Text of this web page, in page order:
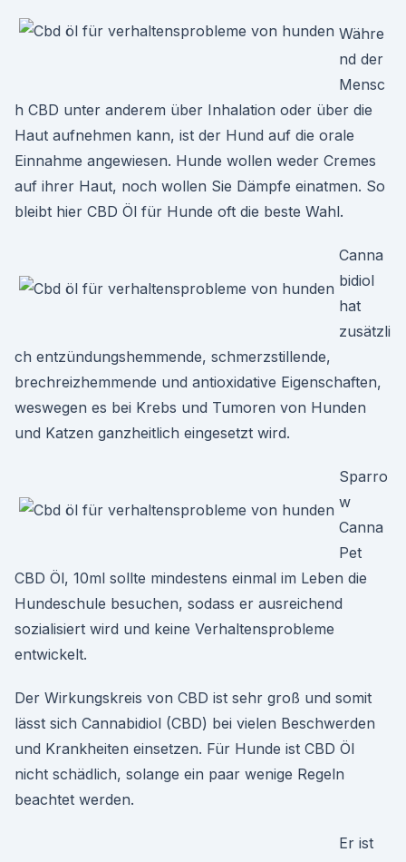
Währe
nd der
Mensc
h CBD unter anderem über Inhalation oder über die
Haut aufnehmen kann, ist der Hund auf die orale
Einnahme angewiesen. Hunde wollen weder Cremes
auf ihrer Haut, noch wollen Sie Dämpfe einatmen. So
bleibt hier CBD Öl für Hunde oft die beste Wahl.
Canna
bidiol
hat
zusätzli
ch entzündungshemmende, schmerzstillende,
brechreizhemmende und antioxidative Eigenschaften,
weswegen es bei Krebs und Tumoren von Hunden
und Katzen ganzheitlich eingesetzt wird.
Sparro
w
Canna
Pet
CBD Öl, 10ml sollte mindestens einmal im Leben die
Hundeschule besuchen, sodass er ausreichend
sozialisiert wird und keine Verhaltensprobleme
entwickelt.
Der Wirkungskreis von CBD ist sehr groß und somit
lässt sich Cannabidiol (CBD) bei vielen Beschwerden
und Krankheiten einsetzen. Für Hunde ist CBD Öl
nicht schädlich, solange ein paar wenige Regeln
beachtet werden.
Er ist